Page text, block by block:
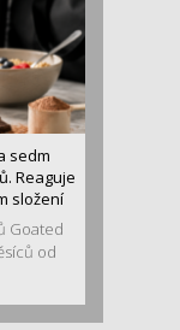
sedm
Reaguje
složení
Goated
od